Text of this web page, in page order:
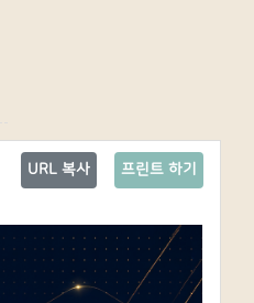
프린트 하기
URL 복사